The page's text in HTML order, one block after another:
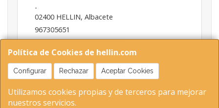
Política de Cookies de hellin.com
Configurar Rechazar Aceptar Cookies
Utilizamos cookies propias y de terceros para mejorar
nuestros servicios.
-
02400 HELLIN, Albacete
967305651
INFO@HELLIN.COM
Horario
09:00-13:30; 16:30-20:30